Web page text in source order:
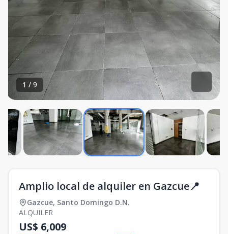
1 / 9
Amplio local de alquiler en Gazcue📍
Gazcue, Santo Domingo D.N.
ALQUILER
US$ 6,009